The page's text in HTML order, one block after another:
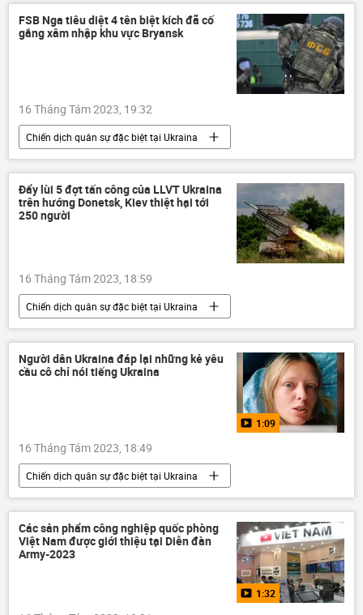
Maria Zakharova
Campuchia
Ukraina
Cuộc khủng hoảng ở Ukraina
Đông Nam Á
FSB Nga tiêu diệt 4 tên biệt kích đã cố
gắng xâm nhập khu vực Bryansk
16 Tháng Tám 2023, 19:32
Chiến dịch quân sự đặc biệt tại Ukraina
Nga
FSB
Ukraina
Cuộc khủng hoảng ở Ukraina
Thế giới
điều tra
cơ quan an ninh
Đẩy lùi 5 đợt tấn công của LLVT Ukraina
trên hướng Donetsk, Kiev thiệt hại tới
250 người
16 Tháng Tám 2023, 18:59
Chiến dịch quân sự đặc biệt tại Ukraina
Ukraina
Cuộc khủng hoảng ở Ukraina
xung đột quân sự
Quân sự
LNR
Sáp nhập DNR, LNR, Zaporozhye và Kherson vào Nga
Người dân Ukraina đáp lại những kẻ yêu
cầu cô chỉ nói tiếng Ukraina
1:09
16 Tháng Tám 2023, 18:49
Chiến dịch quân sự đặc biệt tại Ukraina
Ukraina
Cuộc khủng hoảng ở Ukraina
Video từ Ukraina
DNR
Sáp nhập DNR, LNR, Zaporozhye và Kherson vào Nga
Các sản phẩm công nghiệp quốc phòng
Việt Nam được giới thiệu tại Diễn đàn
Army-2023
1:32